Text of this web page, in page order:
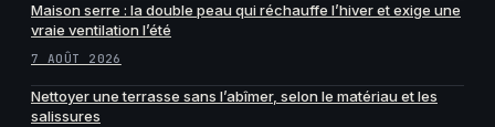
Maison serre : la double peau qui réchauffe l’hiver et exige une
vraie ventilation l’été
7 AOÛT 2026
Nettoyer une terrasse sans l’abîmer, selon le matériau et les
salissures